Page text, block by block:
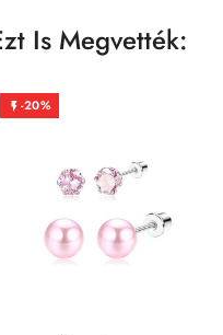
Is Megvették:
 -20%